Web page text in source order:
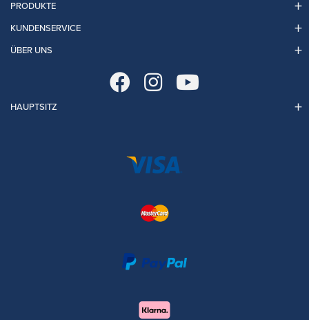
PRODUKTE
KUNDENSERVICE
ÜBER UNS
HAUPTSITZ